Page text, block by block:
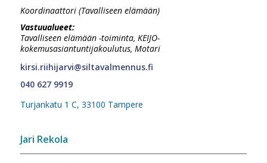
Koordinaattori (Tavalliseen elämään)
Vastuualueet:
Tavalliseen elämään -toiminta, KEIJO-
kokemusasiantuntijakoulutus, Motari
kirsi.riihijarvi@siltavalmennus.fi
040 627 9919
Turjankatu 1 C, 33100 Tampere
Jari Rekola